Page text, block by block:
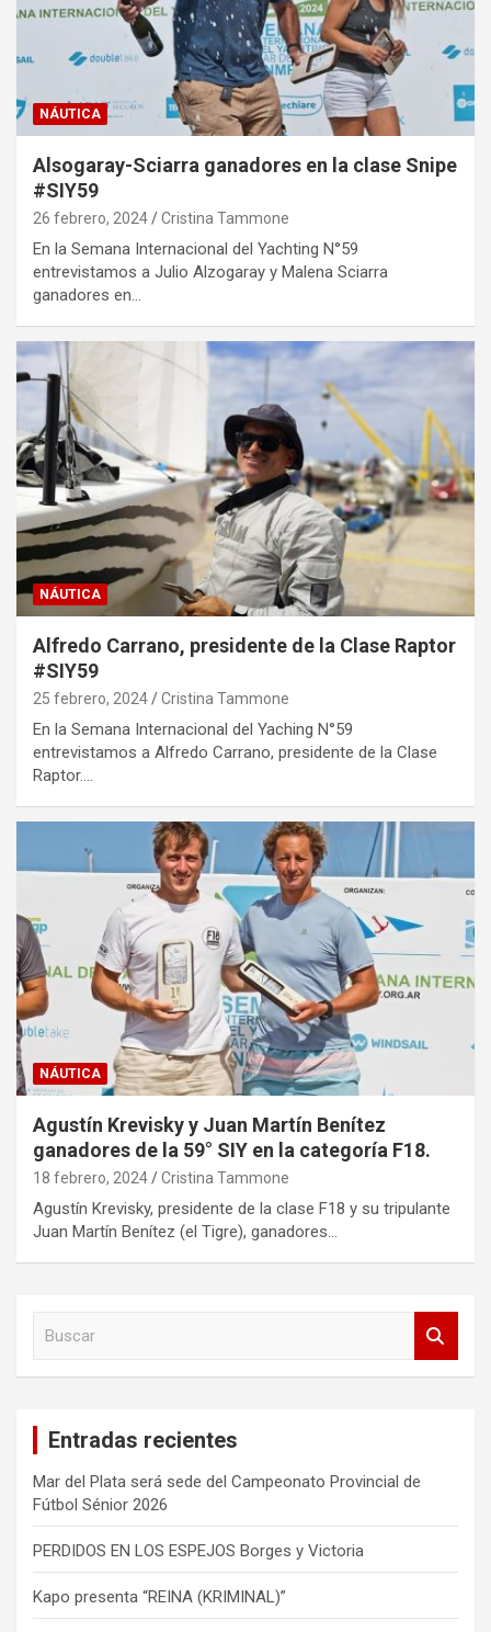
NÁUTICA
Alsogaray-Sciarra ganadores en la clase Snipe
#SIY59
26 febrero, 2024 Cristina Tammone
En la Semana Internacional del Yachting N°59
entrevistamos a Julio Alzogaray y Malena Sciarra
ganadores en…
NÁUTICA
Alfredo Carrano, presidente de la Clase Raptor
#SIY59
25 febrero, 2024 Cristina Tammone
En la Semana Internacional del Yaching N°59
entrevistamos a Alfredo Carrano, presidente de la Clase
Raptor.…
NÁUTICA
Agustín Krevisky y Juan Martín Benítez
ganadores de la 59° SIY en la categoría F18.
18 febrero, 2024 Cristina Tammone
Agustín Krevisky, presidente de la clase F18 y su tripulante
Juan Martín Benítez (el Tigre), ganadores…
Entradas recientes
Mar del Plata será sede del Campeonato Provincial de
Fútbol Sénior 2026
PERDIDOS EN LOS ESPEJOS Borges y Victoria
Kapo presenta “REINA (KRIMINAL)”